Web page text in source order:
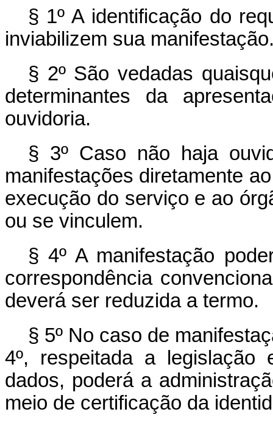
§ 1º A identificação do
inviabilizem sua
§ 2º São vedadas
determinantes da
ouvidoria.
§ 3º Caso não haja
manifestações diretamente
execução do serviço e ao
ou se vinculem.
§ 4º A manifestação
correspondência
deverá ser reduzida a termo.
§ 5º No caso de
4º, respeitada a
dados, poderá a
meio de certificação da